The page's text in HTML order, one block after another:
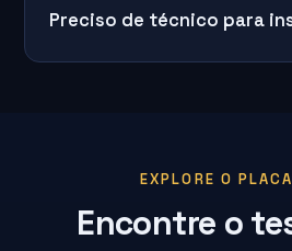
Preciso de técnico para
EXPLORE O
Encontre o